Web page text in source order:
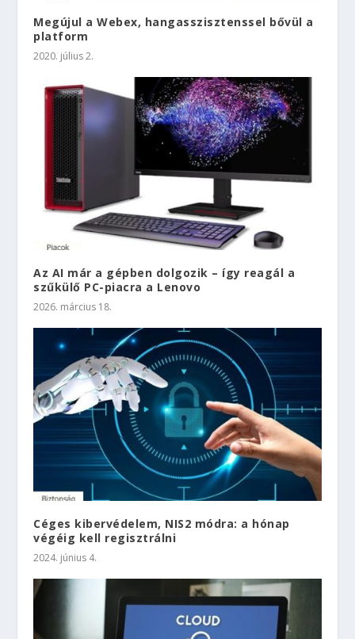
Megújul a Webex, hangasszisztenssel bővül a
platform
2020. július 2.
Az AI már a gépben dolgozik – így reagál a
szűkülő PC-piacra a Lenovo
2026. március 18.
Céges kibervédelem, NIS2 módra: a hónap
végéig kell regisztrálni
2024. június 4.